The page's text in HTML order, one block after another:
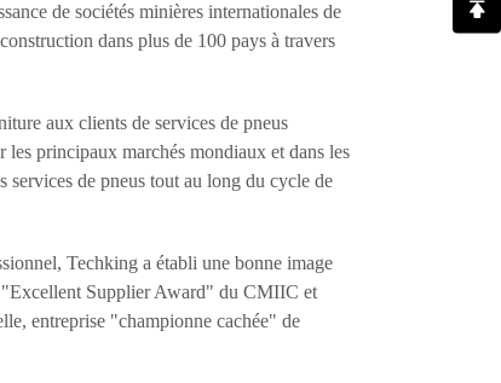
de sociétés minières internationales de
dans plus de 100 pays à travers
aux clients de services de pneus
les principaux marchés mondiaux et dans les
de pneus tout au long du cycle de
Techking a établi une bonne image
"Excellent Supplier Award" du CMIIC et
entreprise "championne cachée" de